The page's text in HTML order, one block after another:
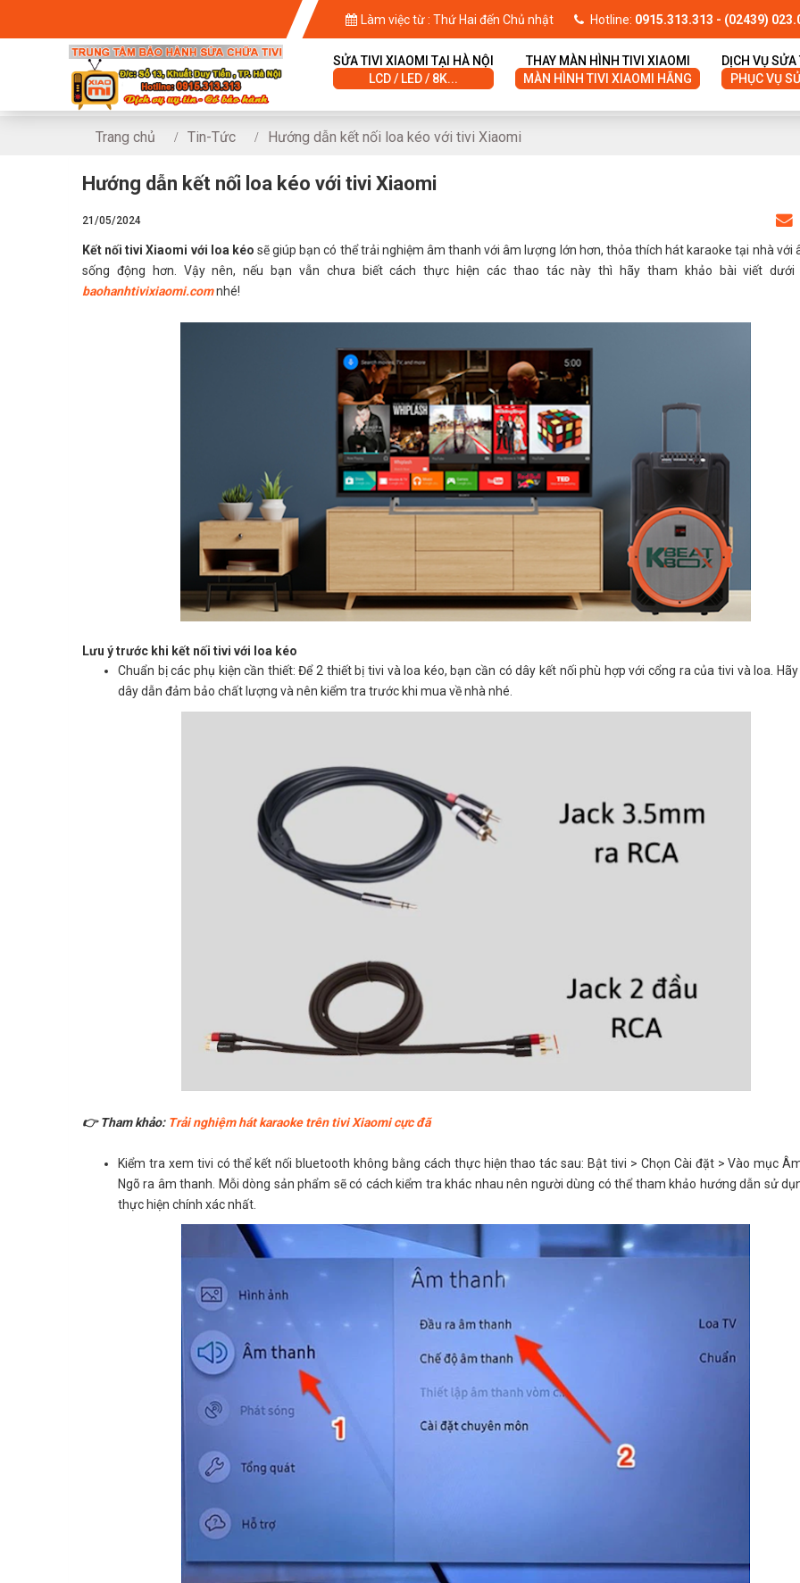
Làm việc từ : Thứ Hai đến Chủ nhật Hotline: 0915.313.313 - (02439)
SỬA TIVI XIAOMI TẠI HÀ NỘI
LCD / LED / 8K...
THAY MÀN HÌNH TIVI XIAOMI
MÀN HÌNH TIVI XIAOMI HÃNG
DỊCH VỤ
PHỤC VỤ
Trang chủ Tin-Tức Hướng dẫn kết nối loa kéo với tivi Xiaomi
Hướng dẫn kết nối loa kéo với tivi Xiaomi
21/05/2024
Kết nối tivi Xiaomi với loa kéo sẽ giúp bạn có thể trải nghiệm âm thanh với âm lượng lớn hơn, thỏa thích hát karaoke tại nhà với
sống động hơn. Vậy nên, nếu bạn vẫn chưa biết cách thực hiện các thao tác này thì hãy tham khảo bài viết dưới
baohanhtivixiaomi.comnhé!
Lưu ý trước khi kết nối tivi với loa kéo
Chuẩn bị các phụ kiện cần thiết: Để 2 thiết bị tivi và loa kéo, bạn cần có dây kết nối phù hợp với cổng ra của tivi và loa.
dây dẫn đảm bảo chất lượng và nên kiểm tra trước khi mua về nhà nhé.
👉 Tham khảo: Trải nghiệm hát karaoke trên tivi Xiaomi cực đã
Kiểm tra xem tivi có thể kết nối bluetooth không bằng cách thực hiện thao tác sau: Bật tivi > Chọn Cài đặt > Vào mục
Ngõ ra âm thanh. Mỗi dòng sản phẩm sẽ có cách kiểm tra khác nhau nên người dùng có thể tham khảo hướng dẫn sử
thực hiện chính xác nhất.